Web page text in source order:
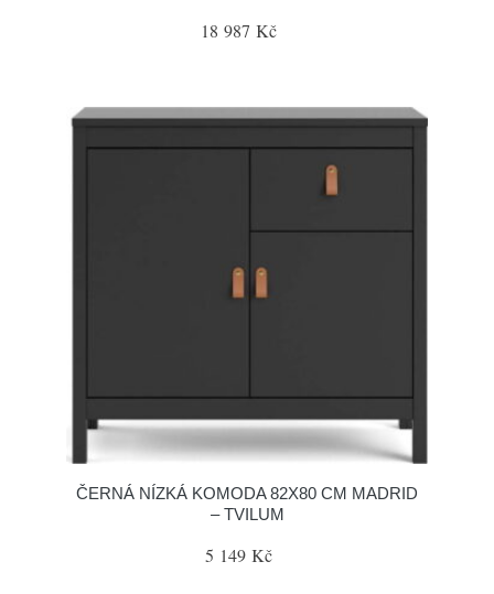
18 987 Kč
ČERNÁ NÍZKÁ KOMODA 82X80 CM MADRID
– TVILUM
5 149 Kč